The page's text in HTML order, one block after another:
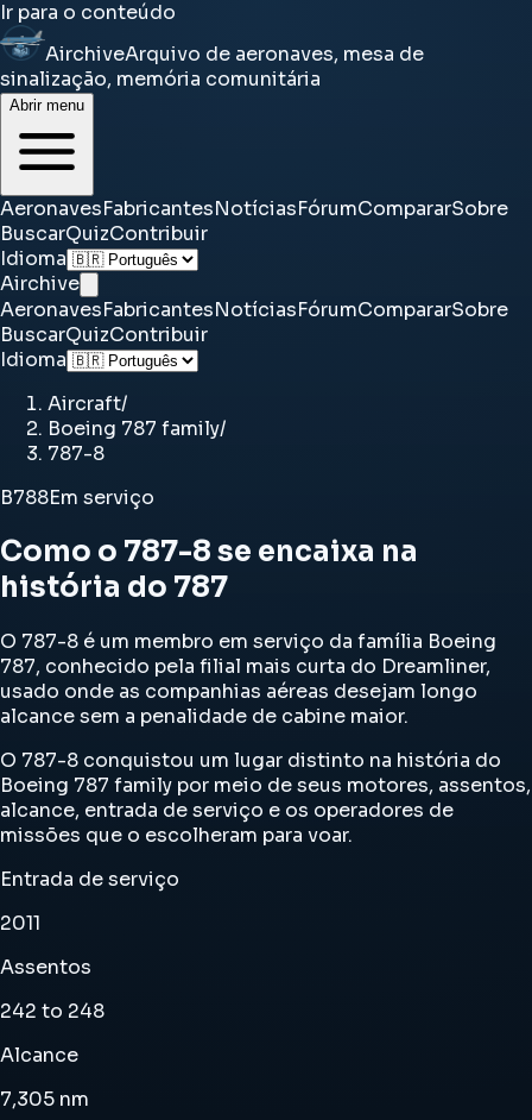
Ir para o conteúdo
AirchiveArquivo de aeronaves, mesa de
sinalização, memória comunitária
Abrir menu
AeronavesFabricantesNotíciasFórumCompararSobre
BuscarQuizContribuir
Idioma
Airchive
AeronavesFabricantesNotíciasFórumCompararSobre
BuscarQuizContribuir
Idioma
Aircraft/
Boeing 787 family/
787-8
B788Em serviço
Como o 787-8 se encaixa na
história do 787
O 787-8 é um membro em serviço da família Boeing
787, conhecido pela filial mais curta do Dreamliner,
usado onde as companhias aéreas desejam longo
alcance sem a penalidade de cabine maior.
O 787-8 conquistou um lugar distinto na história do
Boeing 787 family por meio de seus motores, assentos,
alcance, entrada de serviço e os operadores de
missões que o escolheram para voar.
Entrada de serviço
2011
Assentos
242 to 248
Alcance
7,305 nm